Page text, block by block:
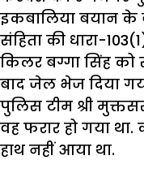
इकबालिया बयान के
संहिता की धारा-
किलर बग्गा सिंह
बाद जेल भेज दिया
पुलिस टीम श्री
वह फरार हो गया
हाथ नहीं आया था.